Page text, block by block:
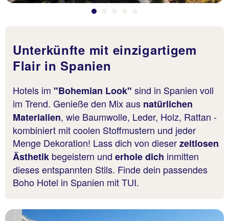
Unterkünfte mit einzigartigem
Flair in Spanien
Hotels im "Bohemian Look" sind in Spanien voll
im Trend. Genieße den Mix aus natürlichen
Materialien, wie Baumwolle, Leder, Holz, Rattan -
kombiniert mit coolen Stoffmustern und jeder
Menge Dekoration! Lass dich von dieserzeitlosen
Ästhetik begeistern und erhole dich inmitten
dieses entspannten Stils. Finde dein passendes
Boho Hotel in Spanien mit TUI.